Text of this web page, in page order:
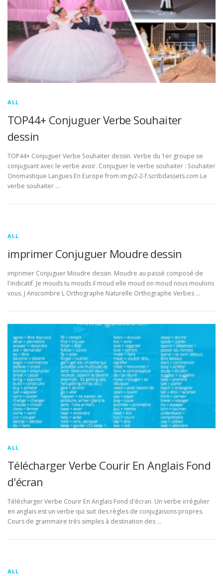
ALL
TOP44+ Conjuguer Verbe Souhaiter
dessin
TOP44+ Conjuguer Verbe Souhaiter dessin. Verbe du 1er groupe se
conjuguant avec le verbe avoir. Conjuguer le verbe souhaiter : Souhaiter
Onomastique Langues En Europe from imgv2-2-f.scribdassets.com Le
verbe souhaiter …
ALL
imprimer Conjuguer Moudre dessin
imprimer Conjuguer Moudre dessin. Moudre au passé composé de
l'indicatif. Je mouds tu mouds il moud elle moud on moud nous moulons
vous. J Anscombre L Orthographe Naturelle Orthographe Verbes …
ALL
Télécharger Verbe Courir En Anglais Fond
d'écran
Télécharger Verbe Courir En Anglais Fond d'écran. Un verbe irrégulier
en anglais est un verbe qui suit des règles de conjugaisons propres.
Cours de grammaire très simples à destination des …
ALL